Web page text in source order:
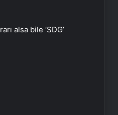
alsa bile ‘SDG’